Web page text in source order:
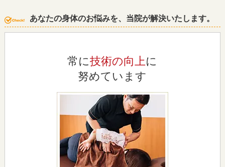
あなたの身体のお悩みを、当院が解決いたします。
常に技術の向上に
努めています